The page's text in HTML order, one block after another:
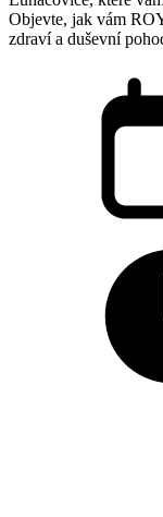
Objevte, jak vám
zdraví a duševní